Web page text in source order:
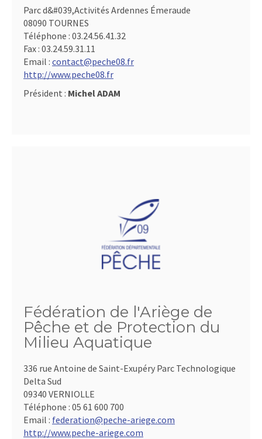
Parc d&#039,Activités Ardennes Émeraude
08090 TOURNES
Téléphone : 03.24.56.41.32
Fax : 03.24.59.31.11
Email : contact@peche08.fr
http://www.peche08.fr
Président : Michel ADAM
Fédération de l'Ariège de
Pêche et de Protection du
Milieu Aquatique
336 rue Antoine de Saint-Exupéry Parc Technologique
Delta Sud
09340 VERNIOLLE
Téléphone : 05 61 600 700
Email : federation@peche-ariege.com
http://www.peche-ariege.com